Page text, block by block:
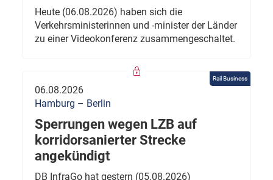
Heute (06.08.2026) haben sich die
Verkehrsministerinnen und -minister der Länder
zu einer Videokonferenz zusammengeschaltet.
Rail Business
06.08.2026
Hamburg – Berlin
Sperrungen wegen LZB auf
korridorsanierter Strecke
angekündigt
DB InfraGo hat gestern (05.08.2026)